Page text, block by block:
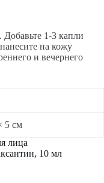
1-3 капли
на кожу
и вечернего
5 см
лица
10 мл